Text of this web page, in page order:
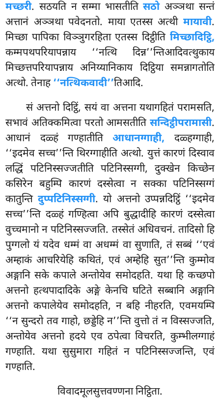
मच्छरी. सठयति न सम्मा भासतीतिसठोअञ्ञथा सन्तं
अत्तानं अञ्ञथा पवेदनतो. माया एतस्स अत्थी मायावी.
मिच्छा पापिका विञ्ञुगरहिता एतस्स दिट्ठीति मिच्छादिट्ठि,
कम्मपथपरियापन्नाय ‘‘नत्थि दिन्न’’न्तिआदिवत्थुकाय
मिच्छत्तपरियापन्नाय अनिय्यानिकाय दिट्ठिया समन्नागतोति
अत्थो. तेनाह‘‘नत्थिकवादी’’तिआदि.
सं अत्तनो दिट्ठिं, सयं वा अत्तना यथागहितं परामसति,
सभावं अतिक्कमित्वा परतो आमसतीति सन्दिट्ठीपरामासी.
आधानं दळ्हं गण्हातीतिआधानग्गाही, दळ्हग्गाही,
‘‘इदमेव सच्च’’न्ति थिरग्गाहीति अत्थो. युत्तं कारणं दिस्वाव
लद्धिं पटिनिस्सज्जतीति पटिनिस्सग्गी, दुक्खेन किच्छेन
कसिरेन बहुम्पि कारणं दस्सेत्वा न सक्का पटिनिस्सग्गं
कातुन्तिदुप्पटिनिस्सग्गी. यो अत्तनो उप्पन्नदिट्ठिं ‘‘इदमेव
सच्च’’न्ति दळ्हं गण्हित्वा अपि बुद्धादीहि कारणं दस्सेत्वा
वुच्चमानो न पटिनिस्सज्जति. तस्सेतं अधिवचनं. तादिसो हि
पुग्गलो यं यदेव धम्मं वा अधम्मं वा सुणाति, तं सब्बं ‘‘एवं
अम्हाकं आचरियेहि कथितं, एवं अम्हेहि सुत’’न्ति कुम्मोव
अङ्गानि सके कपाले अन्तोयेव समोदहति. यथा हि कच्छपो
अत्तनो हत्थपादादिके अङ्गे केनचि घटिते सब्बानि अङ्गानि
अत्तनो कपालेयेव समोदहति, न बहि नीहरति, एवमयम्पि
‘‘न सुन्दरो तव गाहो, छड्डेहि न’’न्ति वुत्तो तं न विस्सज्जति,
अन्तोयेव अत्तनो हदये एव ठपेत्वा विचरति, कुम्भीलग्गाहं
गण्हाति. यथा सुसुमारा गहितं न पटिनिस्सज्जन्ति, एवं
गण्हाति.
विवादमूलसुत्तवण्णना निट्ठिता.